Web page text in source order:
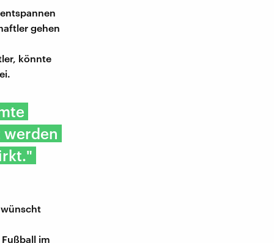
gehen
könnte
wünscht
im